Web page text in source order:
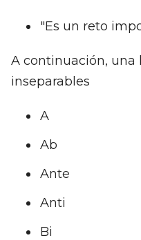
"Es un reto
A continuación, una
inseparables
A
Ab
Ante
Anti
Bi